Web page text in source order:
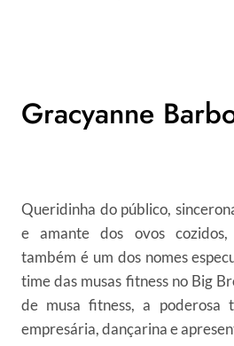
Gracyanne
Queridinha do público,
e amante dos ovos cozidos,
também é um dos nomes
time das musas fitness no Big
de musa fitness, a poderosa
empresária, dançarina e